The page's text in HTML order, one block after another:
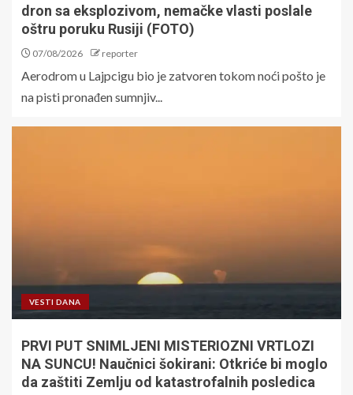
dron sa eksplozivom, nemačke vlasti poslale
oštru poruku Rusiji (FOTO)
07/08/2026 reporter
Aerodrom u Lajpcigu bio je zatvoren tokom noći pošto je
na pisti pronađen sumnjiv...
VESTI DANA
PRVI PUT SNIMLJENI MISTERIOZNI VRTLOZI
NA SUNCU! Naučnici šokirani: Otkriće bi moglo
da zaštiti Zemlju od katastrofalnih posledica